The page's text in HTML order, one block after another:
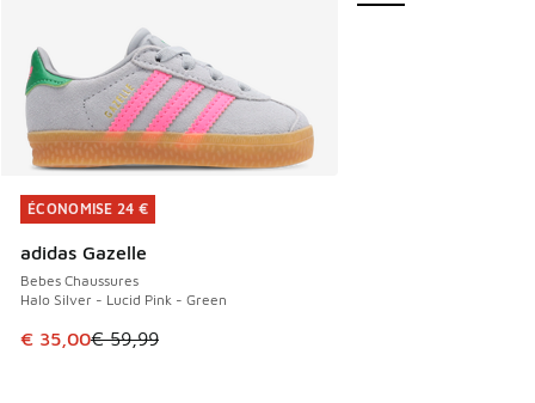
ÉCONOMISE 24 €
adidas Gazelle
Bebes Chaussures
Halo Silver - Lucid Pink - Green
Cet article est en promotion. Prix en baisse de € 59,99 à
€ 35,00€ 59,99
ÉCONOMISE 24 €